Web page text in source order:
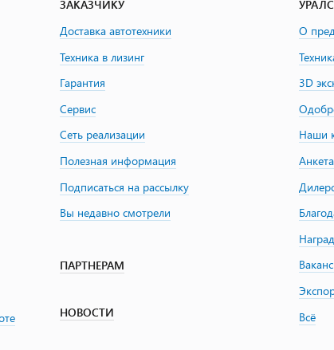
ЗАКАЗЧИКУ
Доставка автотехники
Техника в лизинг
Гарантия
Сервис
Сеть реализации
Полезная информация
Подписаться на рассылку
Вы недавно смотрели
ПАРТНЕРАМ
НОВОСТИ
О
3D
Наши
Всё